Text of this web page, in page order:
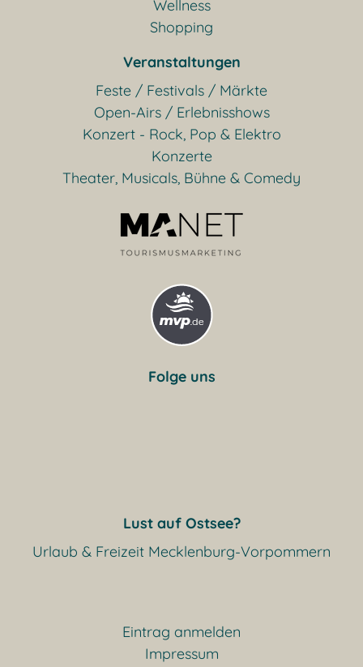
Wellness
Shopping
Veranstaltungen
Feste / Festivals / Märkte
Open-Airs / Erlebnisshows
Konzert - Rock, Pop & Elektro
Konzerte
Theater, Musicals, Bühne & Comedy
Folge uns
Lust auf Ostsee?
Urlaub & Freizeit Mecklenburg-Vorpommern
Eintrag anmelden
Impressum